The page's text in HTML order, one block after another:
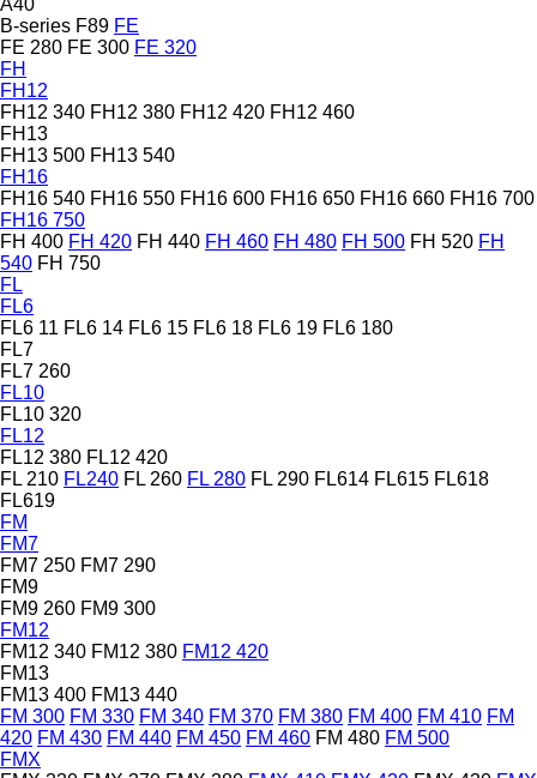
B-series F89 FE
FE 280 FE 300 FE 320
FH
FH12
FH12 340 FH12 380 FH12 420 FH12 460
FH13
FH13 500 FH13 540
FH16
FH16 540 FH16 550 FH16 600 FH16 650 FH16 660 FH16 700
FH16 750
FH 400 FH 420 FH 440 FH 460 FH 480 FH 500 FH 520 FH
540 FH 750
FL
FL6
FL6 11 FL6 14 FL6 15 FL6 18 FL6 19 FL6 180
FL7
FL7 260
FL10
FL10 320
FL12
FL12 380 FL12 420
FL 210 FL240 FL 260 FL 280 FL 290 FL614 FL615 FL618
FL619
FM
FM7
FM7 250 FM7 290
FM9
FM9 260 FM9 300
FM12
FM12 340 FM12 380 FM12 420
FM13
FM13 400 FM13 440
FM 300 FM 330 FM 340 FM 370 FM 380 FM 400 FM 410 FM
420 FM 430 FM 440 FM 450 FM 460 FM 480 FM 500
FMX